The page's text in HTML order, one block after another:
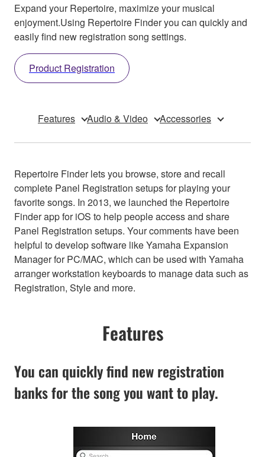
Expand your Repertoire, maximize your musical
enjoyment.Using Repertoire Finder you can quickly and
easily find new registration song settings.
Product Registration
Features Audio & Video Accessories
Repertoire Finder lets you browse, store and recall
complete Panel Registration setups for playing your
favorite songs. In 2013, we launched the Repertoire
Finder app for iOS to help people access and share
Panel Registration setups. Your comments have been
helpful to develop software like Yamaha Expansion
Manager for PC/MAC, which can be used with Yamaha
arranger workstation keyboards to manage data such as
Registration, Style and more.
Features
You can quickly find new registration
banks for the song you want to play.